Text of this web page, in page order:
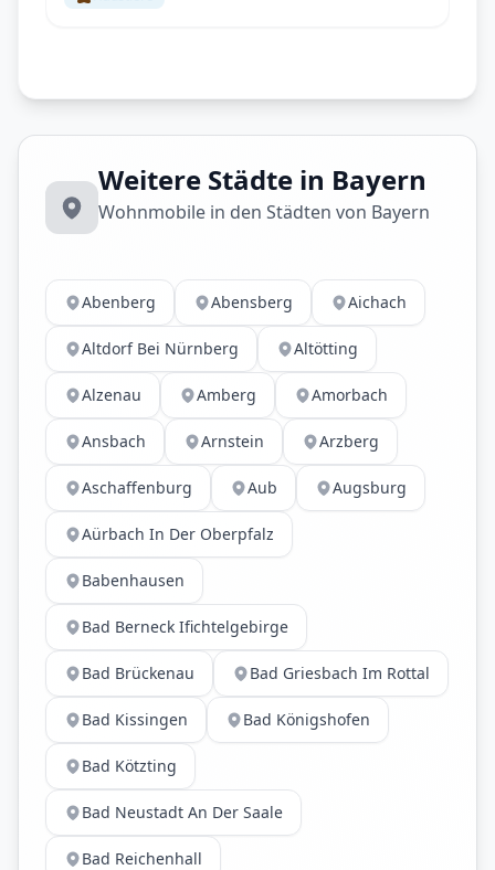
Weitere Städte in Bayern
Wohnmobile in den Städten von Bayern
Abenberg Abensberg Aichach
Altdorf Bei Nürnberg Altötting
Alzenau Amberg Amorbach
Ansbach Arnstein Arzberg
Aschaffenburg Aub Augsburg
Aürbach In Der Oberpfalz
Babenhausen
Bad Berneck Ifichtelgebirge
Bad Brückenau Bad Griesbach Im Rottal
Bad Kissingen Bad Königshofen
Bad Kötzting
Bad Neustadt An Der Saale
Bad Reichenhall